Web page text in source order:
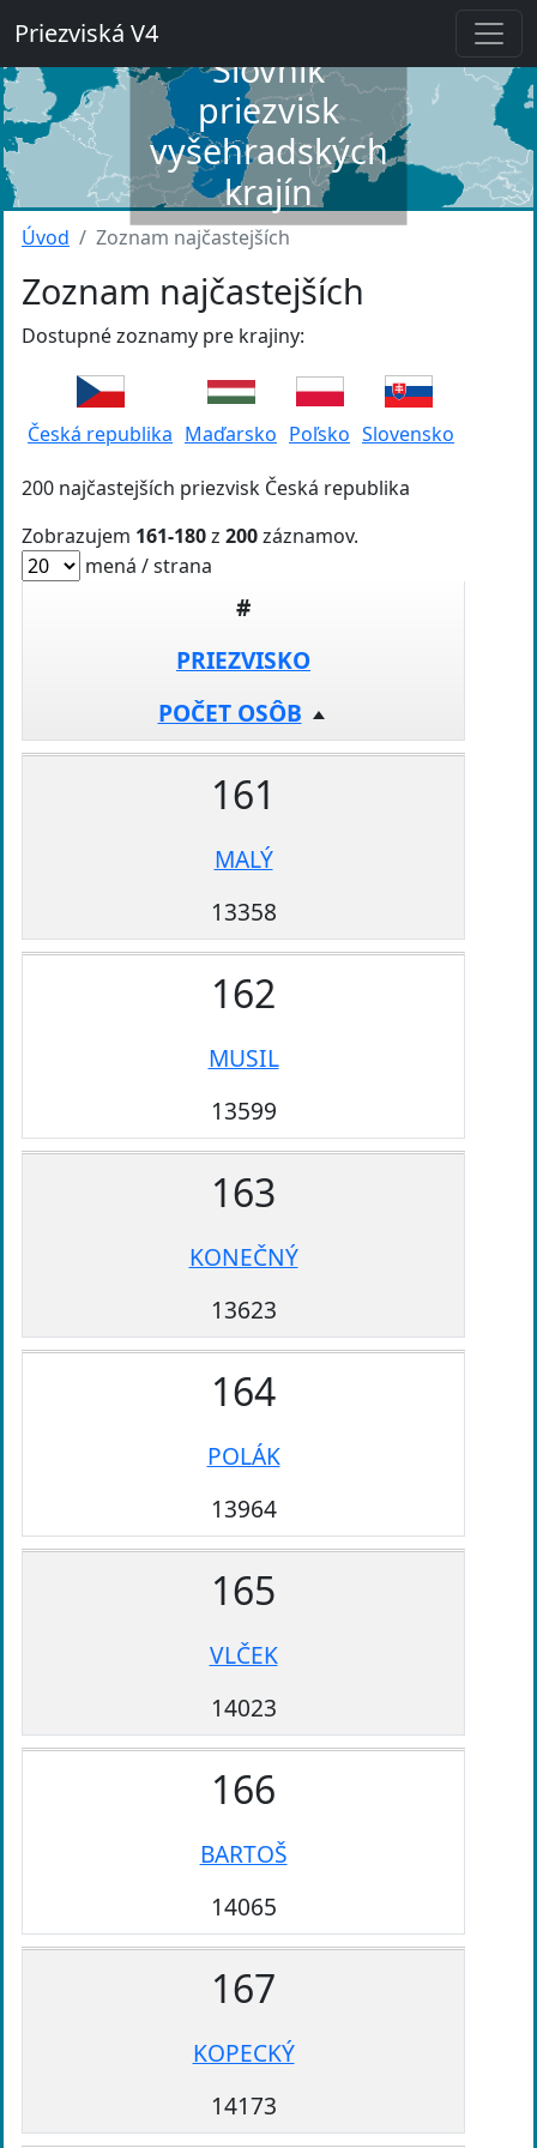
Priezviská V4
Slovník
priezvisk
vyšehradských
krajín
Úvod Zoznam najčastejších
Zoznam najčastejších
Dostupné zoznamy pre krajiny:
Česká republika Maďarsko Poľsko Slovensko
200 najčastejších priezvisk Česká republika
Zobrazujem 161-180z 200záznamov.
mená / strana
#
PRIEZVISKO
POČET OSÔB
161
MALÝ
13358
162
MUSIL
13599
163
KONEČNÝ
13623
164
POLÁK
13964
165
VLČEK
14023
166
BARTOŠ
14065
167
KOPECKÝ
14173